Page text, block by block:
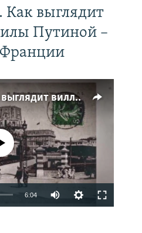
Как выглядит
Путиной –
Домик у океана. Как выглядит вилла для Людмилы Путиной – репортаж с юга Франции
available
6:04